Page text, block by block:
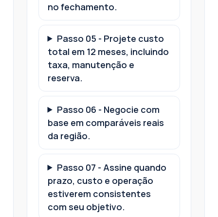
no fechamento.
Passo 05 - Projete custo
total em 12 meses, incluindo
taxa, manutenção e
reserva.
Passo 06 - Negocie com
base em comparáveis reais
da região.
Passo 07 - Assine quando
prazo, custo e operação
estiverem consistentes
com seu objetivo.